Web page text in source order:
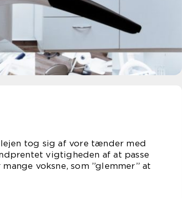
tog sig af vore tænder med
vigtigheden af at passe
voksne, som ”glemmer” at